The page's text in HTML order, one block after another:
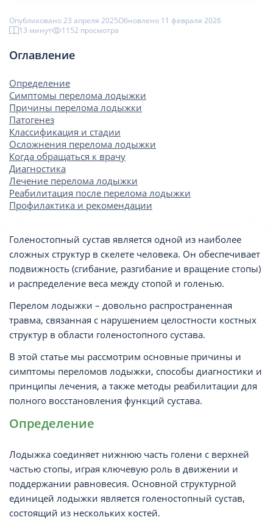
Опубликовано 23 апреля 2025Обновлено 11 февраля 2026
13 минут
1152 просмотрa
Оглавление
Определение
Симптомы перелома лодыжки
Причины перелома лодыжки
Патогенез
Классификация и стадии
Осложнения перелома лодыжки
Когда обращаться к врачу
Диагностика
Лечение перелома лодыжки
Реабилитация после перелома лодыжки
Профилактика и рекомендации
Голеностопный сустав является одной из наиболее
сложных структур в скелете человека. Он обеспечивает
подвижность (сгибание, разгибание и вращение стопы)
и распределение веса между стопой и голенью.
Перелом лодыжки – довольно распространенная
травма, связанная с нарушением целостности костных
структур в области голеностопного сустава.
В этой статье мы рассмотрим основные причины и
симптомы переломов лодыжки, способы диагностики и
принципы лечения, а также методы реабилитации для
полного восстановления функций сустава.
Определение
Лодыжка соединяет нижнюю часть голени с верхней
частью стопы, играя ключевую роль в движении и
поддержании равновесия. Основной структурной
единицей лодыжки является голеностопный сустав,
состоящий из нескольких костей.